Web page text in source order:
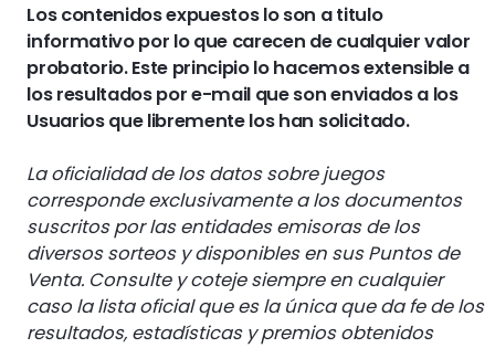
Los contenidos expuestos lo son a titulo
informativo por lo que carecen de cualquier valor
probatorio. Este principio lo hacemos extensible a
los resultados por e-mail que son enviados a los
Usuarios que libremente los han solicitado.
La oficialidad de los datos sobre juegos
corresponde exclusivamente a los documentos
suscritos por las entidades emisoras de los
diversos sorteos y disponibles en sus Puntos de
Venta. Consulte y coteje siempre en cualquier
caso la lista oficial que es la única que da fe de los
resultados, estadísticas y premios obtenidos